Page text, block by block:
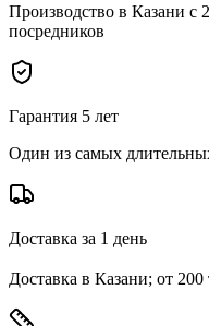
Производство в Казани с
посредников
Гарантия 5 лет
Один из самых
Доставка за 1 день
Доставка в Казани; от